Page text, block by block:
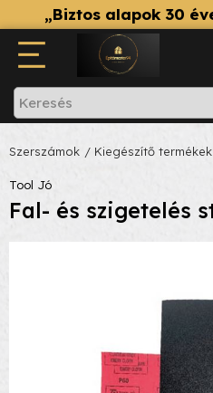
„Biztos alapok 30
Szerszámok / Kiegészítő termékek
Tool Jó
Fal- és szigetelés